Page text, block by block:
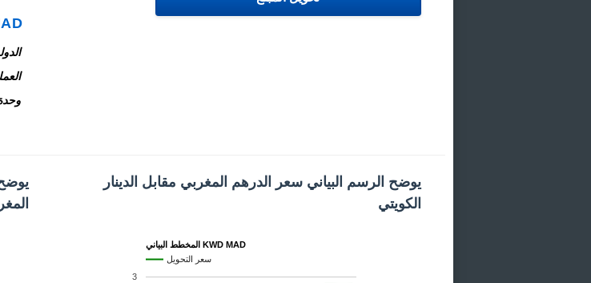
يوضح الرسم البياني سعر الدرهم المغربي مقابل الدينار
الكويتي
المخطط البياني KWD MAD
سعر التحويل
3